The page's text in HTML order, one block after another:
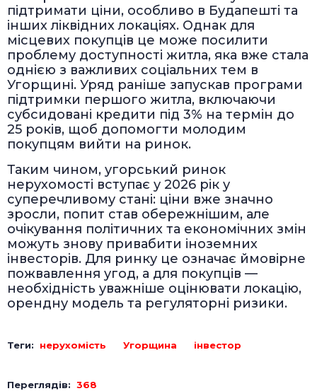
підтримати ціни, особливо в Будапешті та
інших ліквідних локаціях. Однак для
місцевих покупців це може посилити
проблему доступності житла, яка вже стала
однією з важливих соціальних тем в
Угорщині. Уряд раніше запускав програми
підтримки першого житла, включаючи
субсидовані кредити під 3% на термін до
25 років, щоб допомогти молодим
покупцям вийти на ринок.
Таким чином, угорський ринок
нерухомості вступає у 2026 рік у
суперечливому стані: ціни вже значно
зросли, попит став обережнішим, але
очікування політичних та економічних змін
можуть знову привабити іноземних
інвесторів. Для ринку це означає ймовірне
пожвавлення угод, а для покупців —
необхідність уважніше оцінювати локацію,
орендну модель та регуляторні ризики.
Теги: нерухомість Угорщина інвестор
Переглядів: 368